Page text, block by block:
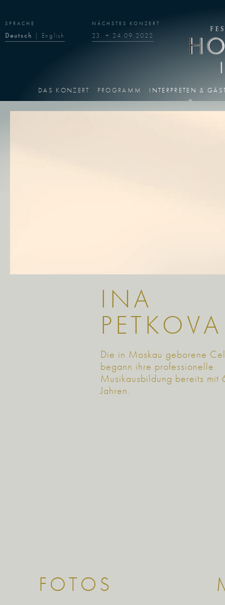
SPRACHE
Deutsch | English
NÄCHSTES KONZERT
23. + 24.09.2022
DAS KONZERT PROGRAMM INTERPRETEN &
INA
PETKOVA
Die in Moskau geborene
begann ihre professionelle
Musikausbildung bereits mit
Jahren.
FOTOS